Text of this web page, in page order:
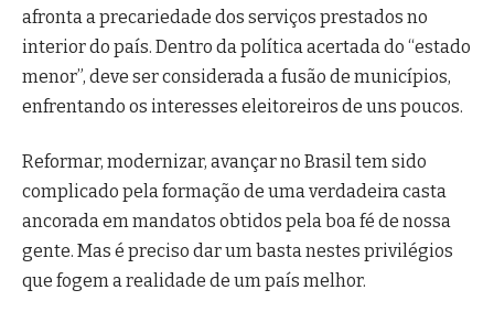
afronta a precariedade dos serviços prestados no
interior do país. Dentro da política acertada do “estado
menor”, deve ser considerada a fusão de municípios,
enfrentando os interesses eleitoreiros de uns poucos.
Reformar, modernizar, avançar no Brasil tem sido
complicado pela formação de uma verdadeira casta
ancorada em mandatos obtidos pela boa fé de nossa
gente. Mas é preciso dar um basta nestes privilégios
que fogem a realidade de um país melhor.